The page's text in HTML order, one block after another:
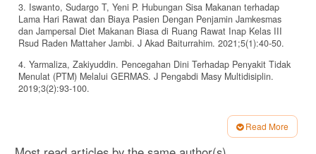
3. Iswanto, Sudargo T, Yeni P. Hubungan Sisa Makanan terhadap
Lama Hari Rawat dan Biaya Pasien Dengan Penjamin Jamkesmas
dan Jampersal Diet Makanan Biasa di Ruang Rawat Inap Kelas III
Rsud Raden Mattaher Jambi. J Akad Baiturrahim. 2021;5(1):40-50.
4. Yarmaliza, Zakiyuddin. Pencegahan Dini Terhadap Penyakit Tidak
Menulat (PTM) Melalui GERMAS. J Pengabdi Masy Multidisiplin.
2019;3(2):93-100.
Mempengaruhi Terjadinya Sisa Makanan Pada Pasien Rawat Inap Di
Read More
Article